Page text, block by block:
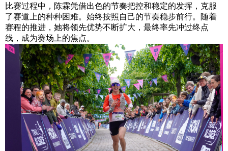
比赛过程中，陈霖凭借出色的节奏把控和稳定的发挥，克服
了赛道上的种种困难。始终按照自己的节奏稳步前行。随着
赛程的推进，她将领先优势不断扩大，最终率先冲过终点
线，成为赛场上的焦点。